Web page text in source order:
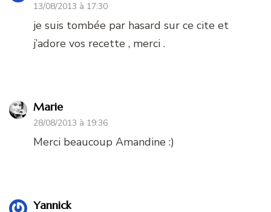
13/08/2013 à 17:30
je suis tombée par hasard sur ce cite et
j’adore vos recette , merci .
Marie
28/08/2013 à 19:36
Merci beaucoup Amandine :)
Yannick